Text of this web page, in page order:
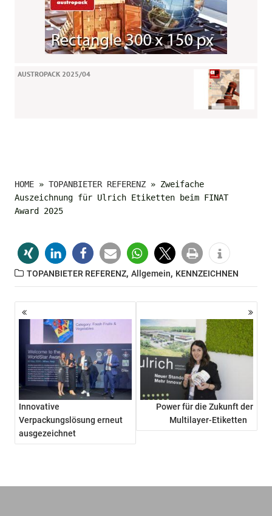
AUSTROPACK 2025/04
HOME »TOPANBIETER REFERENZ » Zweifache
Auszeichnung für Ulrich Etiketten beim FINAT
Award 2025
TOPANBIETER REFERENZ,Allgemein, KENNZEICHNEN
Beitragsnavigation
Innovative
Verpackungslösung erneut
ausgezeichnet
Power für die Zukunft der
Multilayer-Etiketten